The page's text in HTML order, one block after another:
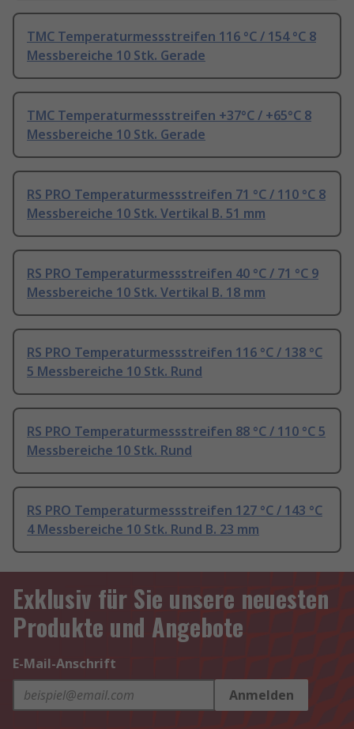
TMC Temperaturmessstreifen 116 °C / 154 °C 8
Messbereiche 10 Stk. Gerade
TMC Temperaturmessstreifen +37°C / +65°C 8
Messbereiche 10 Stk. Gerade
RS PRO Temperaturmessstreifen 71 °C / 110 °C 8
Messbereiche 10 Stk. Vertikal B. 51 mm
RS PRO Temperaturmessstreifen 40 °C / 71 °C 9
Messbereiche 10 Stk. Vertikal B. 18 mm
RS PRO Temperaturmessstreifen 116 °C / 138 °C
5 Messbereiche 10 Stk. Rund
RS PRO Temperaturmessstreifen 88 °C / 110 °C 5
Messbereiche 10 Stk. Rund
RS PRO Temperaturmessstreifen 127 °C / 143 °C
4 Messbereiche 10 Stk. Rund B. 23 mm
Exklusiv für Sie unsere neuesten
Produkte und Angebote
E-Mail-Anschrift
Anmelden